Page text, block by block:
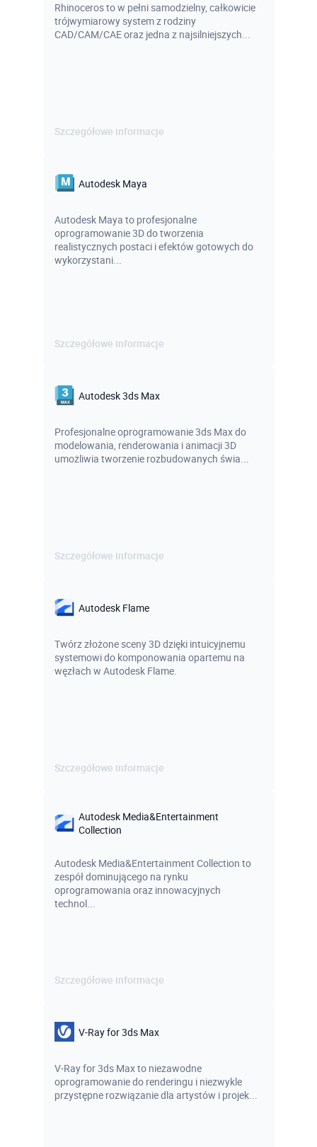
Rhinoceros to w pełni samodzielny, całkowicie
trójwymiarowy system z rodziny
CAD/CAM/CAE oraz jedna z najsilniejszych...
Szczegółowe informacje
Autodesk Maya
Autodesk Maya to profesjonalne
oprogramowanie 3D do tworzenia
realistycznych postaci i efektów gotowych do
wykorzystani...
Szczegółowe informacje
Autodesk 3ds Max
Profesjonalne oprogramowanie 3ds Max do
modelowania, renderowania i animacji 3D
umożliwia tworzenie rozbudowanych świa...
Szczegółowe informacje
Autodesk Flame
Twórz złożone sceny 3D dzięki intuicyjnemu
systemowi do komponowania opartemu na
węzłach w Autodesk Flame.
Szczegółowe informacje
Autodesk Media&Entertainment
Collection
Autodesk Media&Entertainment Collection to
zespół dominującego na rynku
oprogramowania oraz innowacyjnych
technol...
Szczegółowe informacje
V-Ray for 3ds Max
V-Ray for 3ds Max to niezawodne
oprogramowanie do renderingu i niezwykle
przystępne rozwiązanie dla artystów i projek...